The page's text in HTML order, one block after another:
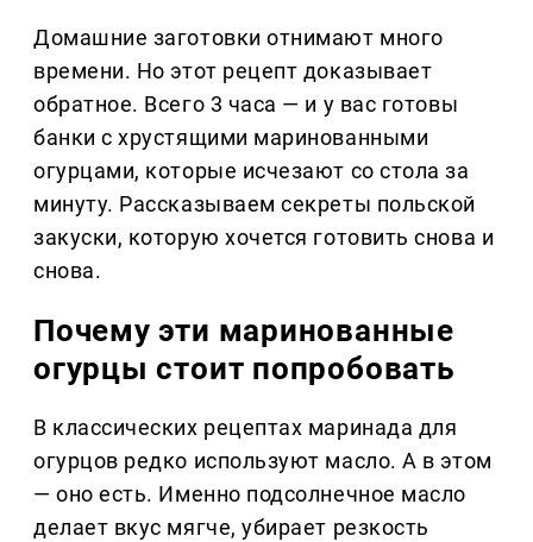
Домашние заготовки отнимают много
времени. Но этот рецепт доказывает
обратное. Всего 3 часа — и у вас готовы
банки с хрустящими маринованными
огурцами, которые исчезают со стола за
минуту. Рассказываем секреты польской
закуски, которую хочется готовить снова и
снова.
Почему эти маринованные
огурцы стоит попробовать
В классических рецептах маринада для
огурцов редко используют масло. А в этом
— оно есть. Именно подсолнечное масло
делает вкус мягче, убирает резкость